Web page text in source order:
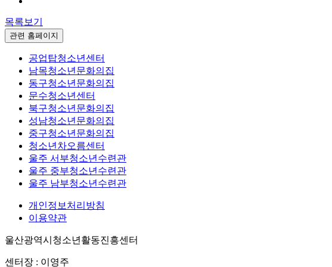
목록보기
관련 홈페이지
공업탑청소년센터
남목청소년문화의집
동구청소년문화의집
문수청소년센터
북구청소년문화의집
성남청소년문화의집
중구청소년문화의집
청소년차오름센터
울주 서부청소년수련관
울주 중부청소년수련관
울주 남부청소년수련관
개인정보처리방침
이용약관
울산광역시청소년활동진흥센터
센터장 : 이영주